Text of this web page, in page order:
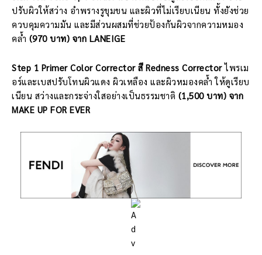
ปรับผิวให้สว่าง อำพรางรูขุมขน และผิวที่ไม่เรียบเนียน ทั้งยังช่วย
ควบคุมความมัน และมีส่วนผสมที่ช่วยป้องกันผิวจากความหมอง
คล้ำ (970 บาท) จาก LANEIGE
Step 1 Primer Color Corrector สี Redness Correctorไพรเม
อร์และเบสปรับโทนผิวแดง ผิวเหลือง และผิวหมองคล้ำ ให้ดูเรียบ
เนียน สว่างและกระจ่างใสอย่างเป็นธรรมชาติ (1,500 บาท) จาก
MAKE UP FOR EVER